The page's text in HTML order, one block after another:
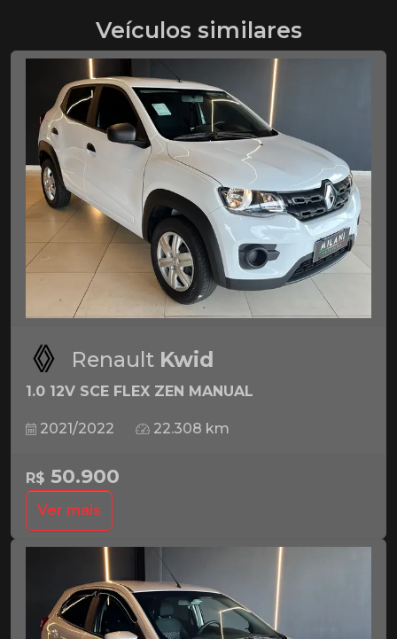
Veículos similares
Renault Kwid
1.0 12V SCE FLEX ZEN MANUAL
2021/2022 22.308 km
R$ 50.900
Ver mais